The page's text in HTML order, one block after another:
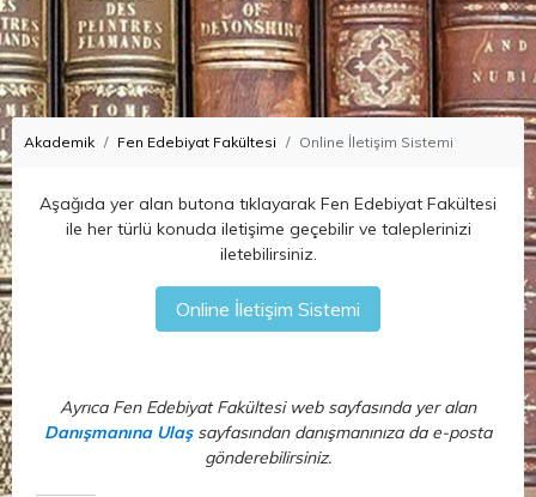
Akademik Fen Edebiyat Fakültesi Online İletişim Sistemi
Aşağıda yer alan butona tıklayarak Fen Edebiyat Fakültesi
ile her türlü konuda iletişime geçebilir ve taleplerinizi
iletebilirsiniz.
Ayrıca Fen Edebiyat Fakültesi web sayfasında yer alan
Danışmanına Ulaşsayfasından danışmanınıza da e-posta
gönderebilirsiniz.